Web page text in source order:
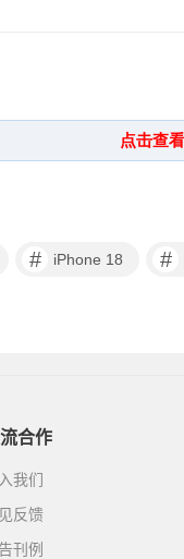
# iPhone 18 #
合作
我们
反馈
刊例